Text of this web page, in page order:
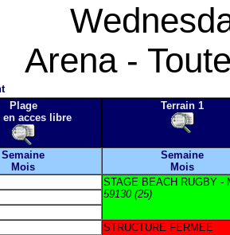
Arena -
Plage
en acces libre
Terrain 1
Semaine
Mois
Semaine
Mois
STAGE BEACH RUGBY -
59130 (25)
STRUCTURE FERMEE